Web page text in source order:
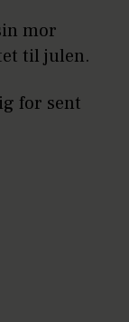
mor
til julen.
for sent